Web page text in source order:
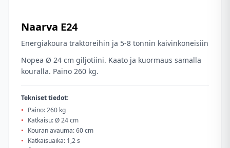
Naarva E24
Energiakoura traktoreihin ja 5-8 tonnin kaivinkoneisiin
Nopea Ø 24 cm giljotiini. Kaato ja kuormaus samalla
kouralla. Paino 260 kg.
Tekniset tiedot:
• Paino: 260 kg
• Katkaisu: Ø 24 cm
• Kouran avauma: 60 cm
• Katkaisuaika: 1,2 s